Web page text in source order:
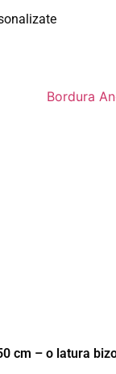
cm – o latura